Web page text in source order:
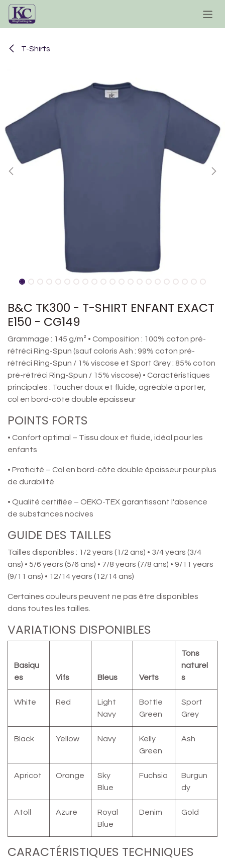
Se rendre au contenu
T-Shirts
B&C TK300 - T-SHIRT ENFANT EXACT
E150 - CG149
Grammage : 145 g/m² • Composition : 100% coton pré-
rétréci Ring-Spun (sauf coloris Ash : 99% coton pré-
rétréci Ring-Spun / 1% viscose et Sport Grey : 85% coton
pré-rétréci Ring-Spun / 15% viscose) • Caractéristiques
principales : Toucher doux et fluide, agréable à porter,
col en bord-côte double épaisseur
POINTS FORTS
• Confort optimal – Tissu doux et fluide, idéal pour les
enfants
• Praticité – Col en bord-côte double épaisseur pour plus
de durabilité
• Qualité certifiée – OEKO-TEX garantissant l'absence
de substances nocives
GUIDE DES TAILLES
Tailles disponibles : 1/2 years (1/2 ans) • 3/4 years (3/4
ans) • 5/6 years (5/6 ans) • 7/8 years (7/8 ans) • 9/11 years
(9/11 ans) • 12/14 years (12/14 ans)
Certaines couleurs peuvent ne pas être disponibles
dans toutes les tailles.
VARIATIONS DISPONIBLES
Basiqu
es
Vifs Bleus Verts
Tons
naturel
s
White Red
Light
Navy
Bottle
Green
Sport
Grey
Black Yellow Navy
Kelly
Green
Ash
Apricot Orange
Sky
Blue
Fuchsia
Burgun
dy
Atoll Azure
Royal
Blue
Denim Gold
CARACTÉRISTIQUES TECHNIQUES